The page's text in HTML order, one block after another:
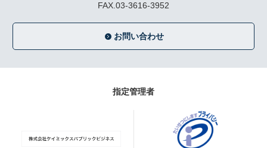
FAX.03-3616-3952
お問い合わせ
指定管理者